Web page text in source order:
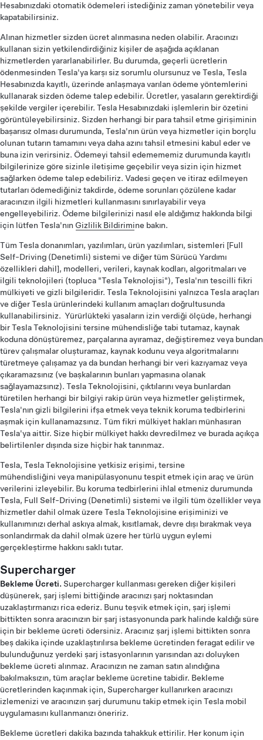
Hesabınızdaki otomatik ödemeleri istediğiniz zaman yönetebilir veya
kapatabilirsiniz.
Alınan hizmetler sizden ücret alınmasına neden olabilir. Aracınızı
kullanan sizin yetkilendirdiğiniz kişiler de aşağıda açıklanan
hizmetlerden yararlanabilirler. Bu durumda, geçerli ücretlerin
ödenmesinden Tesla'ya karşı siz sorumlu olursunuz ve Tesla, Tesla
Hesabınızda kayıtlı, üzerinde anlaşmaya varılan ödeme yöntemlerini
kullanarak sizden ödeme talep edebilir. Ücretler, yasaların gerektirdiği
şekilde vergiler içerebilir. Tesla Hesabınızdaki işlemlerin bir özetini
görüntüleyebilirsiniz. Sizden herhangi bir para tahsil etme girişiminin
başarısız olması durumunda, Tesla'nın ürün veya hizmetler için borçlu
olunan tutarın tamamını veya daha azını tahsil etmesini kabul eder ve
buna izin verirsiniz. Ödemeyi tahsil edemememiz durumunda kayıtlı
bilgilerinize göre sizinle iletişime geçebilir veya sizin için hizmet
sağlarken ödeme talep edebiliriz. Vadesi geçen ve itiraz edilmeyen
tutarları ödemediğiniz takdirde, ödeme sorunları çözülene kadar
aracınızın ilgili hizmetleri kullanmasını sınırlayabilir veya
engelleyebiliriz. Ödeme bilgilerinizi nasıl ele aldığımız hakkında bilgi
için lütfen Tesla'nın Gizlilik Bildirimine bakın.
Tüm Tesla donanımları, yazılımları, ürün yazılımları, sistemleri [Full
Self-Driving (Denetimli) sistemi ve diğer tüm Sürücü Yardımı
özellikleri dahil], modelleri, verileri, kaynak kodları, algoritmaları ve
ilgili teknolojileri (topluca "Tesla Teknolojisi"), Tesla'nın tescilli fikri
mülkiyeti ve gizli bilgileridir. Tesla Teknolojisini yalnızca Tesla araçları
ve diğer Tesla ürünlerindeki kullanım amaçları doğrultusunda
kullanabilirsiniz. Yürürlükteki yasaların izin verdiği ölçüde, herhangi
bir Tesla Teknolojisini tersine mühendisliğe tabi tutamaz, kaynak
koduna dönüştüremez, parçalarına ayıramaz, değiştiremez veya bundan
türev çalışmalar oluşturamaz, kaynak kodunu veya algoritmalarını
türetmeye çalışamaz ya da bundan herhangi bir veri kazıyamaz veya
çıkaramazsınız (ve başkalarının bunları yapmasına olanak
sağlayamazsınız). Tesla Teknolojisini, çıktılarını veya bunlardan
türetilen herhangi bir bilgiyi rakip ürün veya hizmetler geliştirmek,
Tesla'nın gizli bilgilerini ifşa etmek veya teknik koruma tedbirlerini
aşmak için kullanamazsınız. Tüm fikri mülkiyet hakları münhasıran
Tesla'ya aittir. Size hiçbir mülkiyet hakkı devredilmez ve burada açıkça
belirtilenler dışında size hiçbir hak tanınmaz.
Tesla, Tesla Teknolojisine yetkisiz erişimi, tersine
mühendisliğini veya manipülasyonunu tespit etmek için araç ve ürün
verilerini izleyebilir. Bu koruma tedbirlerini ihlal etmeniz durumunda
Tesla, Full Self-Driving (Denetimli) sistemi ve ilgili tüm özellikler veya
hizmetler dahil olmak üzere Tesla Teknolojisine erişiminizi ve
kullanımınızı derhal askıya almak, kısıtlamak, devre dışı bırakmak veya
sonlandırmak da dahil olmak üzere her türlü uygun eylemi
gerçekleştirme hakkını saklı tutar.
Supercharger
Bekleme Ücreti. Supercharger kullanması gereken diğer kişileri
düşünerek, şarj işlemi bittiğinde aracınızı şarj noktasından
uzaklaştırmanızı rica ederiz. Bunu teşvik etmek için, şarj işlemi
bittikten sonra aracınızın bir şarj istasyonunda park halinde kaldığı süre
için bir bekleme ücreti ödersiniz. Aracınız şarj işlemi bittikten sonra
beş dakika içinde uzaklaştırılırsa bekleme ücretinden feragat edilir ve
bulunduğunuz yerdeki şarj istasyonlarının yarısından azı doluyken
bekleme ücreti alınmaz. Aracınızın ne zaman satın alındığına
bakılmaksızın, tüm araçlar bekleme ücretine tabidir. Bekleme
ücretlerinden kaçınmak için, Supercharger kullanırken aracınızı
izlemenizi ve aracınızın şarj durumunu takip etmek için Tesla mobil
uygulamasını kullanmanızı öneririz.
Bekleme ücretleri dakika bazında tahakkuk ettirilir. Her konum için